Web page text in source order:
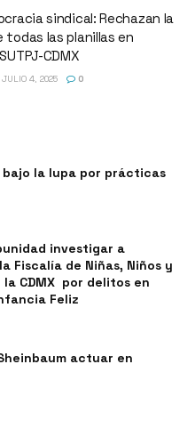
sindical: Rechazan la
las planillas en
CDMX
JULIO 4, 2025 0
bajo la lupa por prácticas
investigar a
Fiscalía de Niñas, Niños y
CDMX por delitos en
Feliz
actuar en